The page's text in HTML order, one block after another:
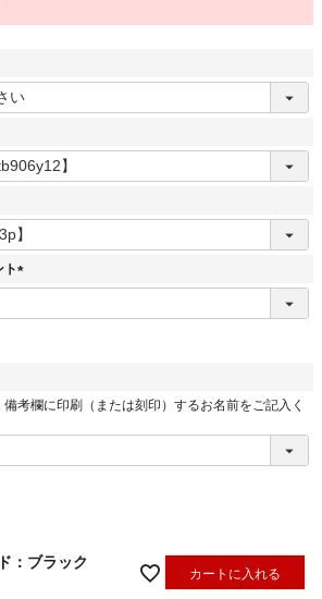
必
考欄に印刷（または刻印）するお名前をご記入く
：ブラック
カートに入れる